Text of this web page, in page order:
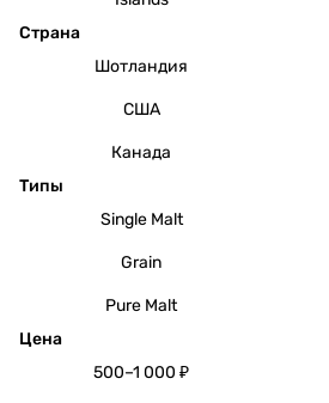
Страна
Шотландия
США
Канада
Типы
Single Malt
Grain
Pure Malt
Цена
500–1 000 ₽